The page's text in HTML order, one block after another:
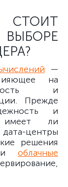
—
на
и
Прежде
и
имеет ли
центры
решения
облачные